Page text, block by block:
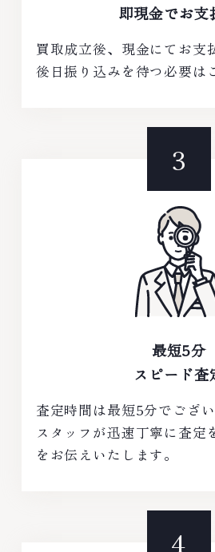
即現金でお支
買取成立後、現金にてお支
後日振り込みを待つ必要は
最短5分
スピード査
査定時間は最短5分でござ
スタッフが迅速丁寧に査定
をお伝えいたします。